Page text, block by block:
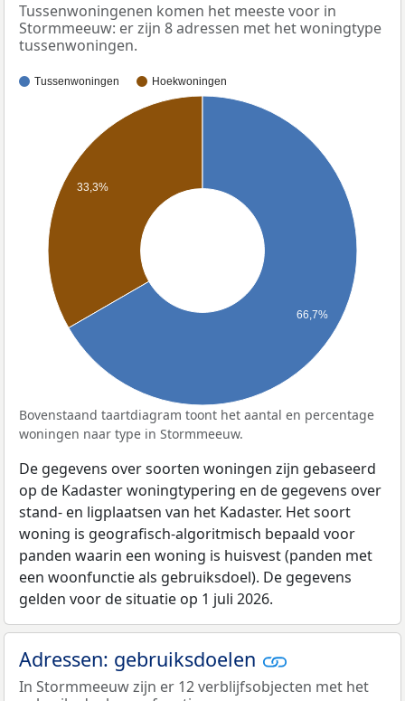
Tussenwoningenen komen het meeste voor in
Stormmeeuw: er zijn 8 adressen met het woningtype
tussenwoningen.
Tussenwoningen Hoekwoningen
33,3%
66,7%
Bovenstaand taartdiagram toont het aantal en percentage
woningen naar type in Stormmeeuw.
De gegevens over soorten woningen zijn gebaseerd
op de Kadaster woningtypering en de gegevens over
stand- en ligplaatsen van het Kadaster. Het soort
woning is geografisch-algoritmisch bepaald voor
panden waarin een woning is huisvest (panden met
een woonfunctie als gebruiksdoel). De gegevens
gelden voor de situatie op 1 juli 2026.
Adressen: gebruiksdoelen
In Stormmeeuw zijn er 12 verblijfsobjecten met het